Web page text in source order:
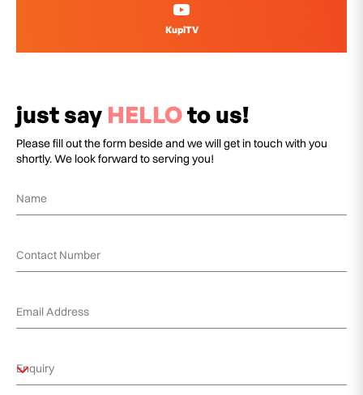
KupiTV
just say HELLOto us!
Please fill out the form beside and we will get in touch with you
shortly. We look forward to serving you!